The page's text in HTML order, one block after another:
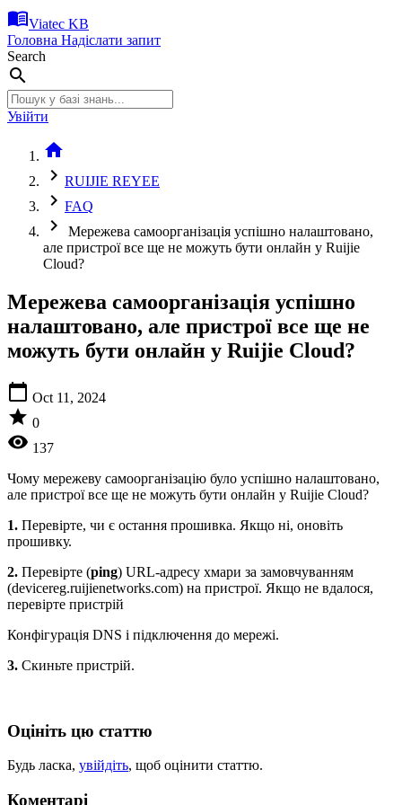
menu_bookViatec KB
Головна Надіслати запит
Search
search
Увійти
home
chevron_right RUIJIE REYEE
chevron_right FAQ
chevron_right
Мережева самоорганізація успішно налаштовано,
але пристрої все ще не можуть бути онлайн у Ruijie
Cloud?
Мережева самоорганізація успішно
налаштовано, але пристрої все ще не
можуть бути онлайн у Ruijie Cloud?
calendar_today Oct 11, 2024
star 0
visibility 137
Чому мережеву самоорганізацію було успішно налаштовано,
але пристрої все ще не можуть бути онлайн у Ruijie Cloud?
1. Перевірте, чи є остання прошивка. Якщо ні, оновіть
прошивку.
2. Перевірте (ping) URL-адресу хмари за замовчуванням
(devicereg.ruijienetworks.com) на пристрої. Якщо не вдалося,
перевірте пристрій
Конфігурація DNS і підключення до мережі.
3. Скиньте пристрій.
Оцініть цю статтю
Будь ласка, увійдіть, щоб оцінити статтю.
Коментарі